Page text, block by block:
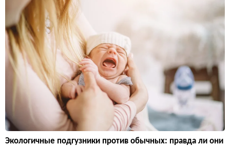
Экологичные подгузники против обычных: правда ли они